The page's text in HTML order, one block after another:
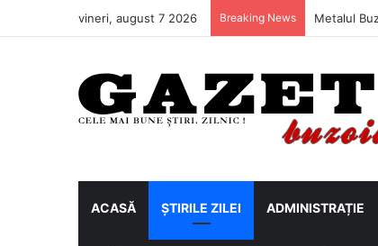
vineri, august 7 2026 Breaking News Metalul
ACASĂ ȘTIRILE ZILEI ADMINISTRAȚIE